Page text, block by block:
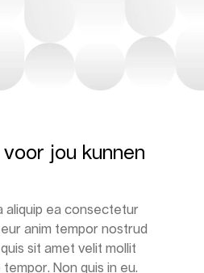
jou kunnen
aliquip ea consectetur
anim tempor nostrud
sit amet velit mollit
Non quis in eu.